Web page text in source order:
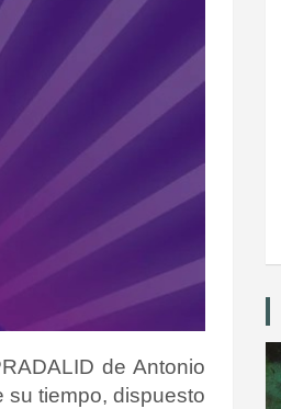
de Antonio
su tiempo, dispuesto